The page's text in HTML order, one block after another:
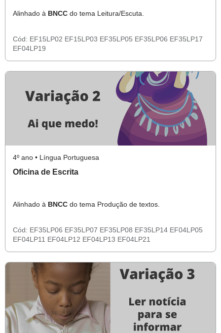
Alinhado à BNCC do tema Leitura/Escuta.
Cód: EF15LP02 EF15LP03 EF35LP05 EF35LP06 EF35LP17
EF04LP19
4º ano • Língua Portuguesa
Oficina de Escrita
Alinhado à BNCC do tema Produção de textos.
Cód: EF35LP06 EF35LP07 EF35LP08 EF35LP14 EF04LP05
EF04LP11 EF04LP12 EF04LP13 EF04LP21